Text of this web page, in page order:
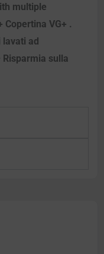
multiple
Copertina VG+ .
ad
sulla